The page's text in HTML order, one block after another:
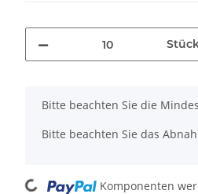
x
Bitte beachten Sie die
Bitte beachten Sie das
Loading... Komponenten